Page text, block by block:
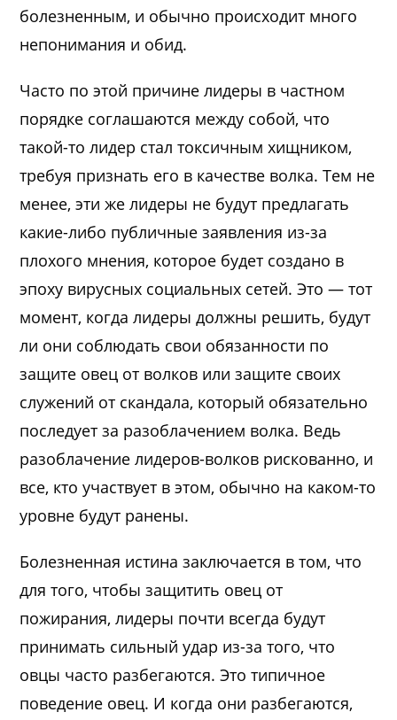
болезненным, и обычно происходит много
непонимания и обид.
Часто по этой причине лидеры в частном
порядке соглашаются между собой, что
такой-то лидер стал токсичным хищником,
требуя признать его в качестве волка. Тем не
менее, эти же лидеры не будут предлагать
какие-либо публичные заявления из-за
плохого мнения, которое будет создано в
эпоху вирусных социальных сетей. Это — тот
момент, когда лидеры должны решить, будут
ли они соблюдать свои обязанности по
защите овец от волков или защите своих
служений от скандала, который обязательно
последует за разоблачением волка. Ведь
разоблачение лидеров-волков рискованно, и
все, кто участвует в этом, обычно на каком-то
уровне будут ранены.
Болезненная истина заключается в том, что
для того, чтобы защитить овец от
пожирания, лидеры почти всегда будут
принимать сильный удар из-за того, что
овцы часто разбегаются. Это типичное
поведение овец. И когда они разбегаются,